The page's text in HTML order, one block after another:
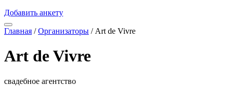
Добавить анкету
Главная / Организаторы / Art de Vivre
Art de Vivre
свадебное агентство